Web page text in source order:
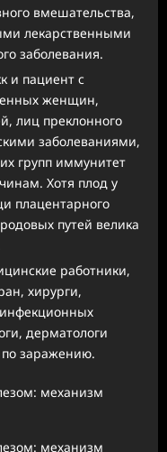
вмешательства,
лекарственными
заболевания.
и пациент с
женщин,
лиц преклонного
заболеваниями,
групп иммунитет
Хотя плод у
путей велика
работники,
хирурги,
инфекционных
дерматологи
по заражению.